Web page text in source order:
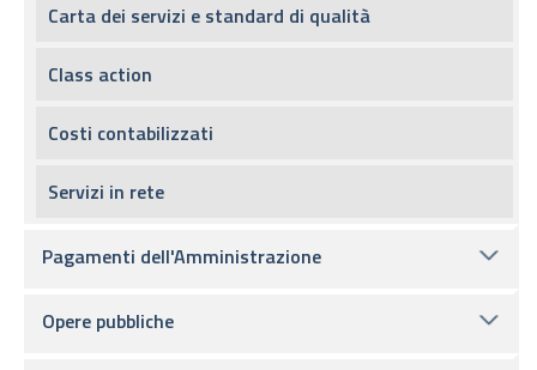
Carta dei servizi e standard di qualità
Class action
Costi contabilizzati
Servizi in rete
Pagamenti dell'Amministrazione
Opere pubbliche